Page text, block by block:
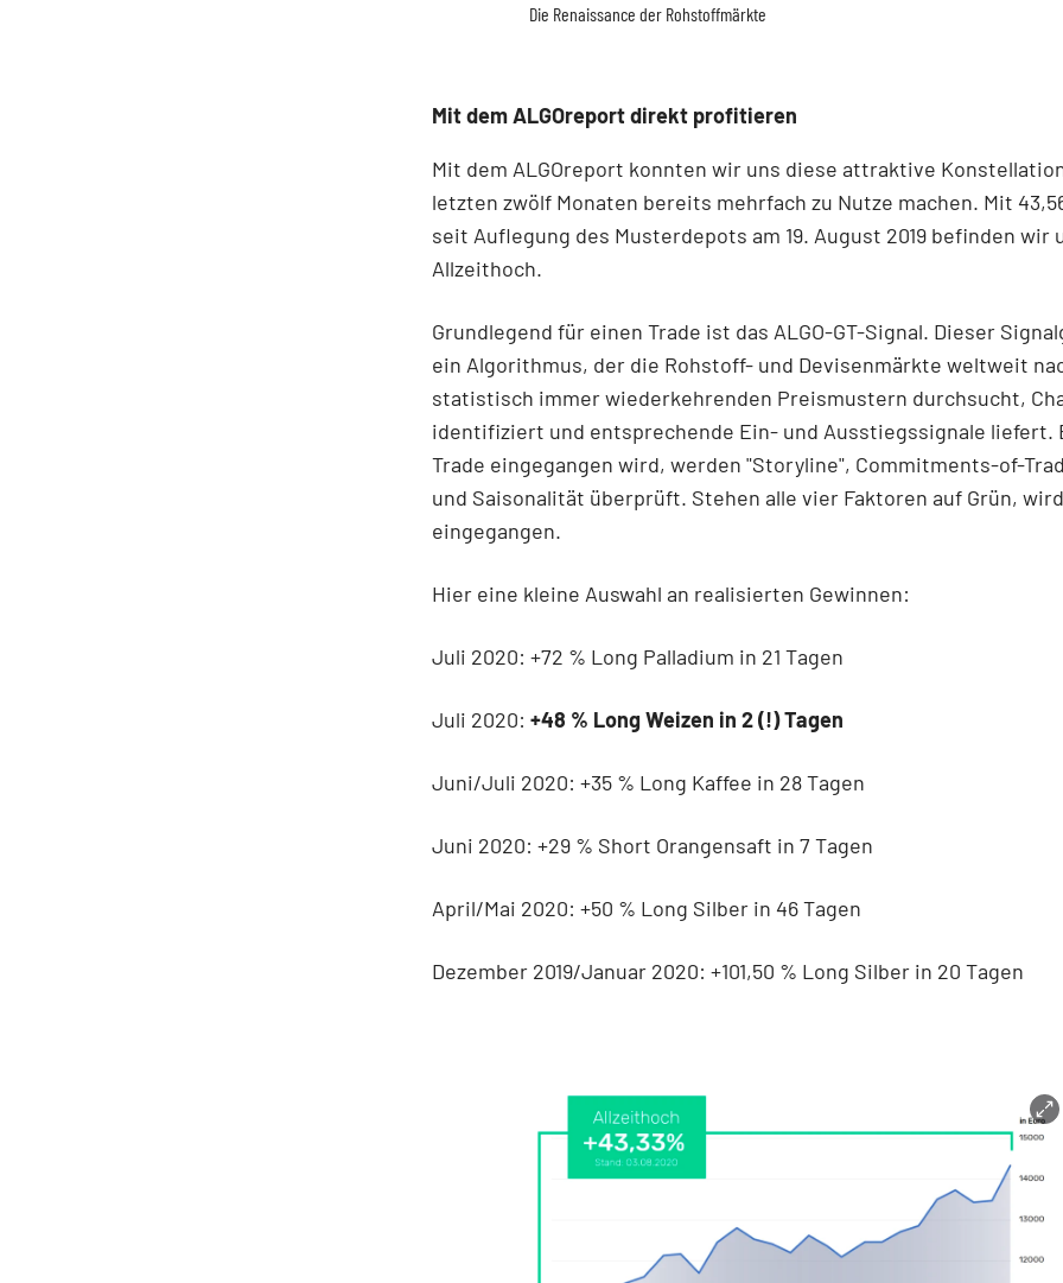
Die Renaissance der Rohstoffmärkte
Mit dem ALGOreport direkt profitieren
Mit dem ALGOreport konnten wir uns diese attraktive
letzten zwölf Monaten bereits mehrfach zu Nutze machen. Mit
seit Auflegung des Musterdepots am 19. August 2019 befinden wir
Allzeithoch.
Grundlegend für einen Trade ist das ALGO-GT-Signal. Dieser
ein Algorithmus, der die Rohstoff- und Devisenmärkte weltweit
statistisch immer wiederkehrenden Preismustern durchsucht,
identifiziert und entsprechende Ein- und Ausstiegssignale liefert.
Trade eingegangen wird, werden "Storyline", Commitments-of-
und Saisonalität überprüft. Stehen alle vier Faktoren auf Grün,
eingegangen.
Hier eine kleine Auswahl an realisierten Gewinnen:
Juli 2020: +72 % Long Palladium in 21 Tagen
Juli 2020: +48 % Long Weizen in 2 (!) Tagen
Juni/Juli 2020: +35 % Long Kaffee in 28 Tagen
Juni 2020: +29 % Short Orangensaft in 7 Tagen
April/Mai 2020: +50 % Long Silber in 46 Tagen
Dezember 2019/Januar 2020: +101,50 % Long Silber in 20 Tagen